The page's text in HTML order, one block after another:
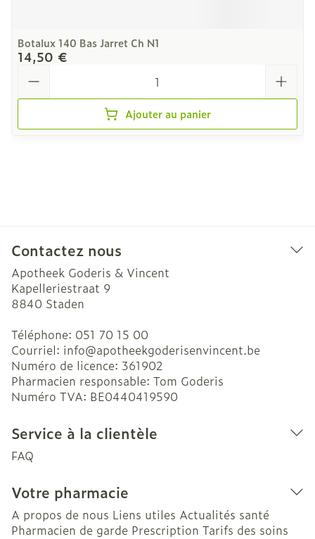
Botalux 140 Bas Jarret Ch N1
14,50 €
Ajouter au panier
Contactez nous
Apotheek Goderis & Vincent
Kapelleriestraat 9
8840 Staden
Téléphone: 051 70 15 00
Courriel: info@apotheekgoderisenvincent.be
Numéro de licence: 361902
Pharmacien responsable: Tom Goderis
Numéro TVA: BE0440419590
Service à la clientèle
FAQ
Votre pharmacie
A propos de nous Liens utiles Actualités santé
Pharmacien de garde Prescription Tarifs des soins